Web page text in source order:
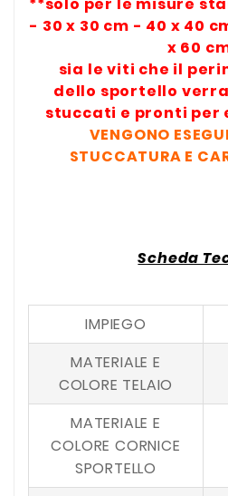
**solo per le misure
- 30 x 30 cm - 40 x 40
x 60
sia le viti che il
dello sportello
stuccati e pronti per
VENGONO
STUCCATURA E
Scheda
IMPIEGO
MATERIALE E
COLORE TELAIO
MATERIALE E
COLORE CORNICE
SPORTELLO